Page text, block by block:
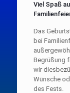
Viel Spaß
Das
bei
Begrüßung
wir
Wünsche
des Fests.